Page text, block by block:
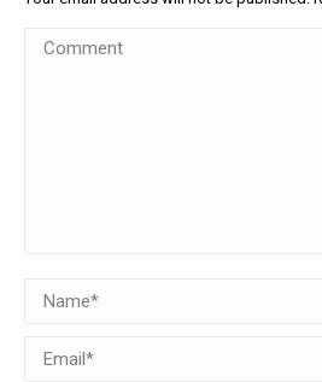
Comment
Name *
Email *